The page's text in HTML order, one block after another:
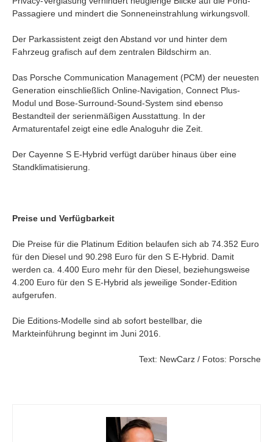
Passagiere und mindert die Sonneneinstrahlung wirkungsvoll.
Der Parkassistent zeigt den Abstand vor und hinter dem
Fahrzeug grafisch auf dem zentralen Bildschirm an.
Das Porsche Communication Management (PCM) der neuesten
Generation einschließlich Online-Navigation, Connect Plus-
Modul und Bose-Surround-Sound-System sind ebenso
Bestandteil der serienmäßigen Ausstattung. In der
Armaturentafel zeigt eine edle Analoguhr die Zeit.
Der Cayenne S E-Hybrid verfügt darüber hinaus über eine
Standklimatisierung.
Preise und Verfügbarkeit
Die Preise für die Platinum Edition belaufen sich ab 74.352 Euro
für den Diesel und 90.298 Euro für den S E-Hybrid. Damit
werden ca. 4.400 Euro mehr für den Diesel, beziehungsweise
4.200 Euro für den S E-Hybrid als jeweilige Sonder-Edition
aufgerufen.
Die Editions-Modelle sind ab sofort bestellbar, die
Markteinführung beginnt im Juni 2016.
Text: NewCarz / Fotos: Porsche